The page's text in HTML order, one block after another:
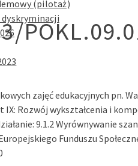
(pilotaż)
zajęć edukacyjnych pn.
Rozwój wykształcenia i
9.1.2 Wyrównywanie
Funduszu